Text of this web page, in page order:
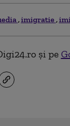
imigratie
și pe